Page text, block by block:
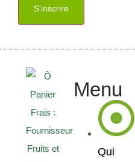
S'inscrire
Menu
Qui